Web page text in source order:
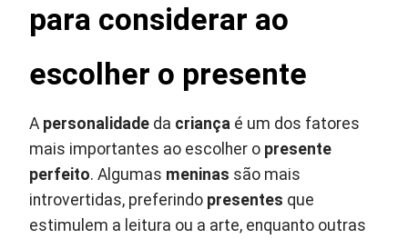
para considerar ao
escolher o presente
A personalidade da criança é um dos fatores
mais importantes ao escolher o presente
perfeito. Algumas meninas são mais
introvertidas, preferindo presentes que
estimulem a leitura ou a arte, enquanto outras